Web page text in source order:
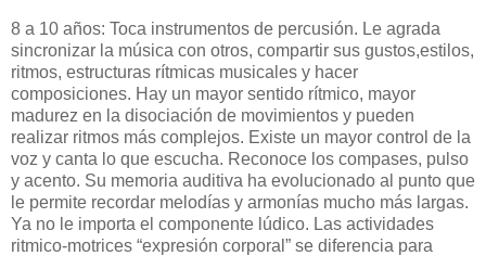
8 a 10 años: Toca instrumentos de percusión. Le agrada
sincronizar la música con otros, compartir sus gustos,estilos,
ritmos, estructuras rítmicas musicales y hacer
composiciones. Hay un mayor sentido rítmico, mayor
madurez en la disociación de movimientos y pueden
realizar ritmos más complejos. Existe un mayor control de la
voz y canta lo que escucha. Reconoce los compases, pulso
y acento. Su memoria auditiva ha evolucionado al punto que
le permite recordar melodías y armonías mucho más largas.
Ya no le importa el componente lúdico. Las actividades
ritmico-motrices “expresión corporal” se diferencia para